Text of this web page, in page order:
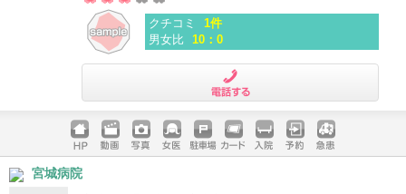
クチコミ
1件
男女比 10：0
ホームペ
ージ
動画 写真 女医 駐車場
クレジッ
入院 予約 急患
宮城病院